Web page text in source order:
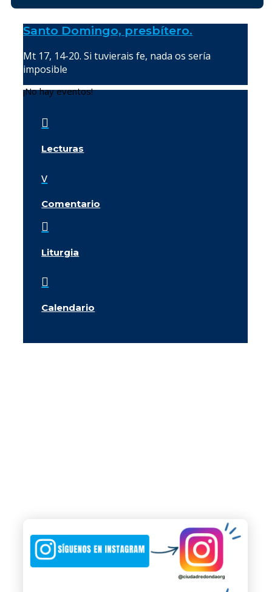
Santo Domingo, presbítero.
Mt 17, 14-20. Si tuvierais fe, nada os sería
imposible
¡No hay eventos!

Lecturas
v
Comentario

Liturgia

Calendario